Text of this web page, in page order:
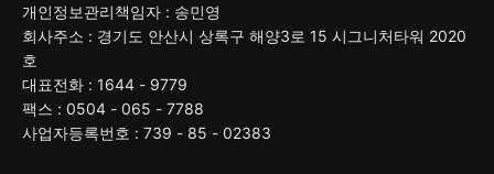
개인정보관리책임자 : 송민영
회사주소 : 경기도 안산시 상록구 해양3로 15 시그니처타워 2020
호
대표전화 : 1644 - 9779
팩스 : 0504 - 065 - 7788
사업자등록번호 : 739 - 85 - 02383